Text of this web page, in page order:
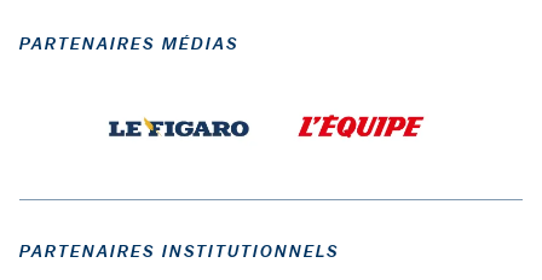
PARTENAIRES MÉDIAS
PARTENAIRES INSTITUTIONNELS